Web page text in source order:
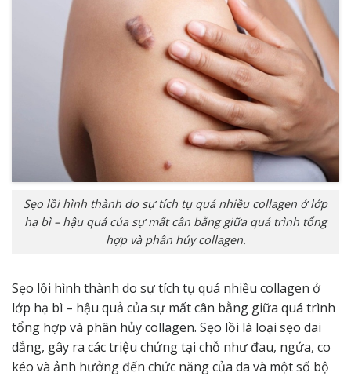
Sẹo lồi hình thành do sự tích tụ quá nhiều collagen ở lớp
hạ bì – hậu quả của sự mất cân bằng giữa quá trình tổng
hợp và phân hủy collagen.
Sẹo lồi hình thành do sự tích tụ quá nhiều collagen ở
lớp hạ bì – hậu quả của sự mất cân bằng giữa quá trình
tổng hợp và phân hủy collagen. Sẹo lồi là loại sẹo dai
dẳng, gây ra các triệu chứng tại chỗ như đau, ngứa, co
kéo và ảnh hưởng đến chức năng của da và một số bộ